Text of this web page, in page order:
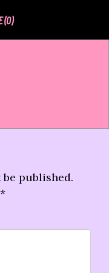
(0)
published.
*